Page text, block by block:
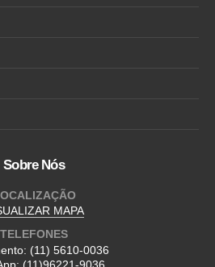
Sobre Nós
MAPA
TELEFONES
(11) 5610-0036